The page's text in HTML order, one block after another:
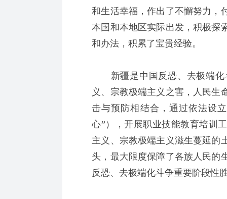
和生活幸福，作出了不懈努力，
本国和本地区实际出发，积极探
和办法，积累了宝贵经验。
新疆是中国反恐、去极端化
义、宗教极端主义之害，人民生
击与预防相结合，通过依法设
心”），开展职业技能教育培训
主义、宗教极端主义滋生蔓延的
头，最大限度保障了各族人民的
反恐、去极端化斗争重要阶段性